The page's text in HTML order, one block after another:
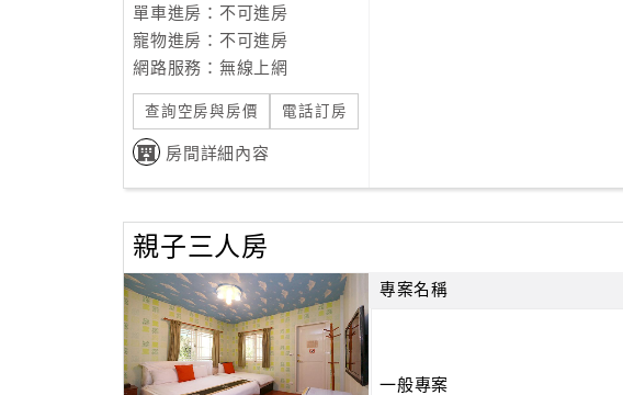
單車進房：不可進房
寵物進房：不可進房
網路服務：無線上網
查詢空房與房價 電話訂房
房間詳細內容
親子三人房
專案名稱
一般專案